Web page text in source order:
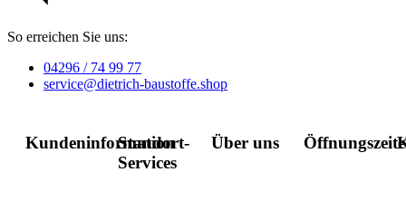
So erreichen Sie uns:
04296 / 74 99 77
service@dietrich-baustoffe.shop
Kundeninformation
Standort-
Services
Über uns